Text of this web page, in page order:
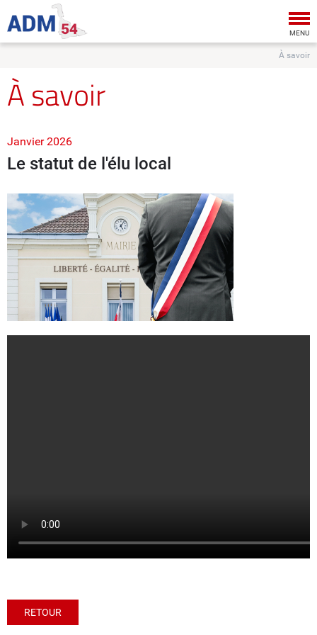
MENU
À savoir
À savoir
Janvier 2026
Le statut de l'élu local
RETOUR